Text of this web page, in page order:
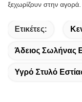
ξεχωρίζουν στην αγορά.
Ετικέτες:
Άδειος Σωλήνας
Υγρό Στυλό